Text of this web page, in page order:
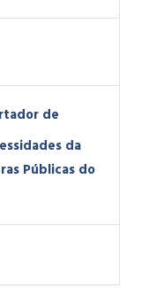
de
da
Públicas do